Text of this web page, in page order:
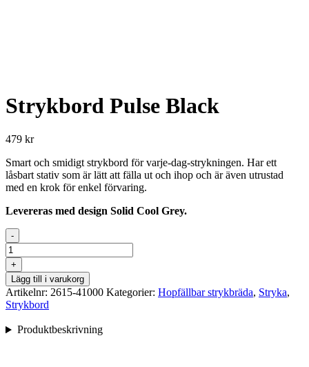
Strykbord Pulse Black
479 kr
Smart och smidigt strykbord för varje-dag-strykningen. Har ett
låsbart stativ som är lätt att fälla ut och ihop och är även utrustad
med en krok för enkel förvaring.
Levereras med design Solid Cool Grey.
-
Strykbord
Pulse
Black
mängd
+
Lägg till i varukorg
Artikelnr: 2615-41000 Kategorier: Hopfällbar strykbräda, Stryka,
Strykbord
Produktbeskrivning